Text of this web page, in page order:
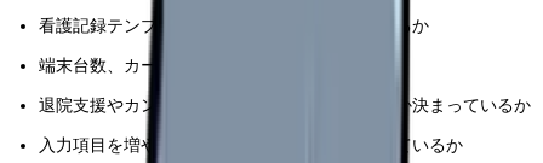
看護記録テンプレートが部署の実務に合っているか
端末台数、カート、Wi-Fi環境が足りているか
退院支援やカンファレンス記録を誰が入力するか決まっているか
入力項目を増やす時、現場看護師の意見を聞いているか